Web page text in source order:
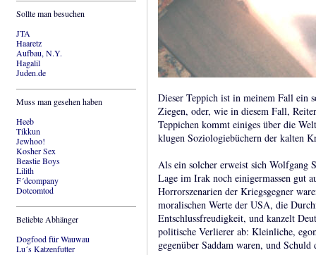
Sollte man besuchen
JTA
Haaretz
Aufbau, N.Y.
Hagalil
Juden.de
Muss man gesehen haben
Heeb
Tikkun
Jewhoo!
Kosher Sex
Beastie Boys
Lilith
F´dcompany
Dotcomtod
Beliebte Abhänger
Dogfood für Wauwau
Lu´s Katzenfutter
Dieser Teppich ist in meinem Fall ein
Ziegen, oder, wie in diesem Fall,
Teppichen kommt einiges über die
klugen Soziologiebüchern der kalten
Als ein solcher erweist sich Wolfgang
Lage im Irak noch einigermassen gut
Horrorszenarien der Kriegsgegner
moralischen Werte der USA, die
Entschlussfreudigkeit, und kanzelt
politische Verlierer ab: Kleinliche,
gegenüber Saddam waren, und